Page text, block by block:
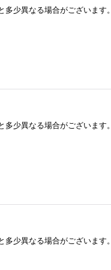
少異なる場合がございます。
少異なる場合がございます。
少異なる場合がございます。